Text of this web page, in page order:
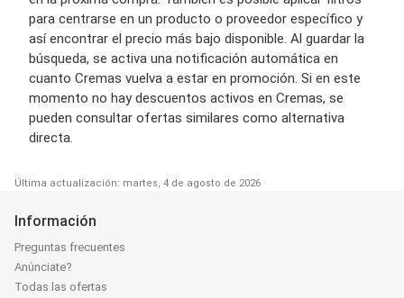
para centrarse en un producto o proveedor específico y
así encontrar el precio más bajo disponible. Al guardar la
búsqueda, se activa una notificación automática en
cuanto Cremas vuelva a estar en promoción. Si en este
momento no hay descuentos activos en Cremas, se
pueden consultar ofertas similares como alternativa
directa.
Última actualización: martes, 4 de agosto de 2026
Información
Preguntas frecuentes
Anúnciate?
Todas las ofertas